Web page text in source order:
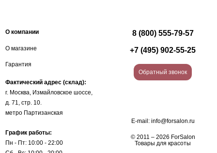
О компании
О магазине
Гарантия
Фактический адрес (склад):
г. Москва, Измайловское шоссе,
д. 71, стр. 10.
метро Партизанская
График работы:
Пн - Пт: 10:00 - 22:00
8 (800) 555-79-57
+7 (495) 902-55-25
Обратный звонок
E-mail: info@forsalon.ru
© 2011 – 2026 ForSalon
Товары для красоты